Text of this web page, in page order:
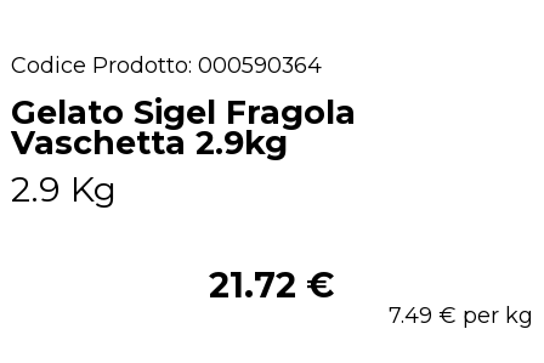
Codice Prodotto: 000590364
Gelato Sigel Fragola
Vaschetta 2.9kg
2.9 Kg
21.72 €
7.49 € per kg